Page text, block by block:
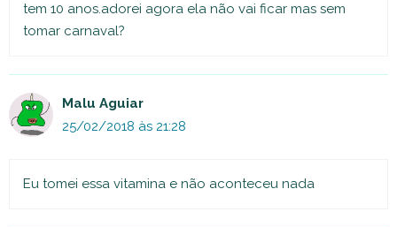
tem 10 anos.adorei agora ela não vai ficar mas sem
tomar carnaval?
Malu Aguiar
25/02/2018 às 21:28
Eu tomei essa vitamina e não aconteceu nada